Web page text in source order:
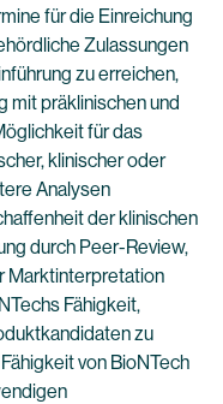
für die Einreichung
Zulassungen
zu erreichen,
mit präklinischen und
für das
klinischer oder
Analysen
der klinischen
durch Peer-Review,
Marktinterpretation
Fähigkeit,
zu
von BioNTech